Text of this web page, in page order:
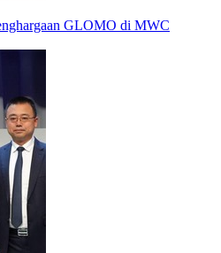
GLOMO di MWC